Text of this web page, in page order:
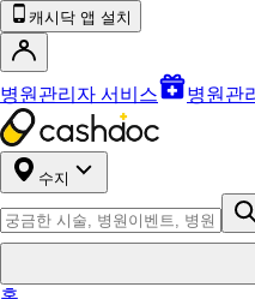
캐시닥 앱 설치
병원관리자 서비스 병원관
수지